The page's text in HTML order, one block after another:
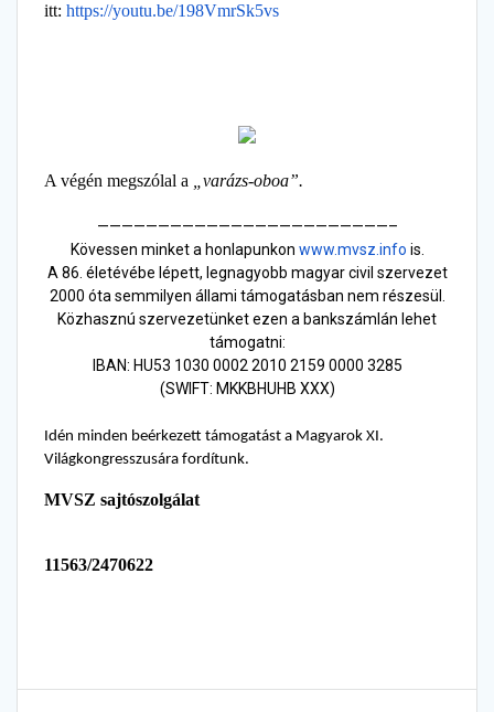
itt: https://youtu.be/198VmrSk5vs
A végén megszólal a „varázs-oboa”.
————————————————————————–
Kövessen minket a honlapunkon www.mvsz.info is.
A 86. életévébe lépett, legnagyobb magyar civil szervezet
2000 óta semmilyen állami támogatásban nem részesül.
Közhasznú szervezetünket ezen a bankszámlán lehet
támogatni:
IBAN: HU53 1030 0002 2010 2159 0000 3285
(SWIFT: MKKBHUHB XXX)
Idén minden beérkezett támogatást a Magyarok XI.
Világkongresszusára fordítunk.
MVSZ sajtószolgálat
11563/2470622